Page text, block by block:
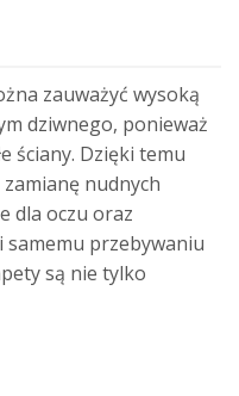
zauważyć wysoką
dziwnego, ponieważ
ściany. Dzięki temu
nudnych
dla oczu oraz
samemu przebywaniu
są nie tylko